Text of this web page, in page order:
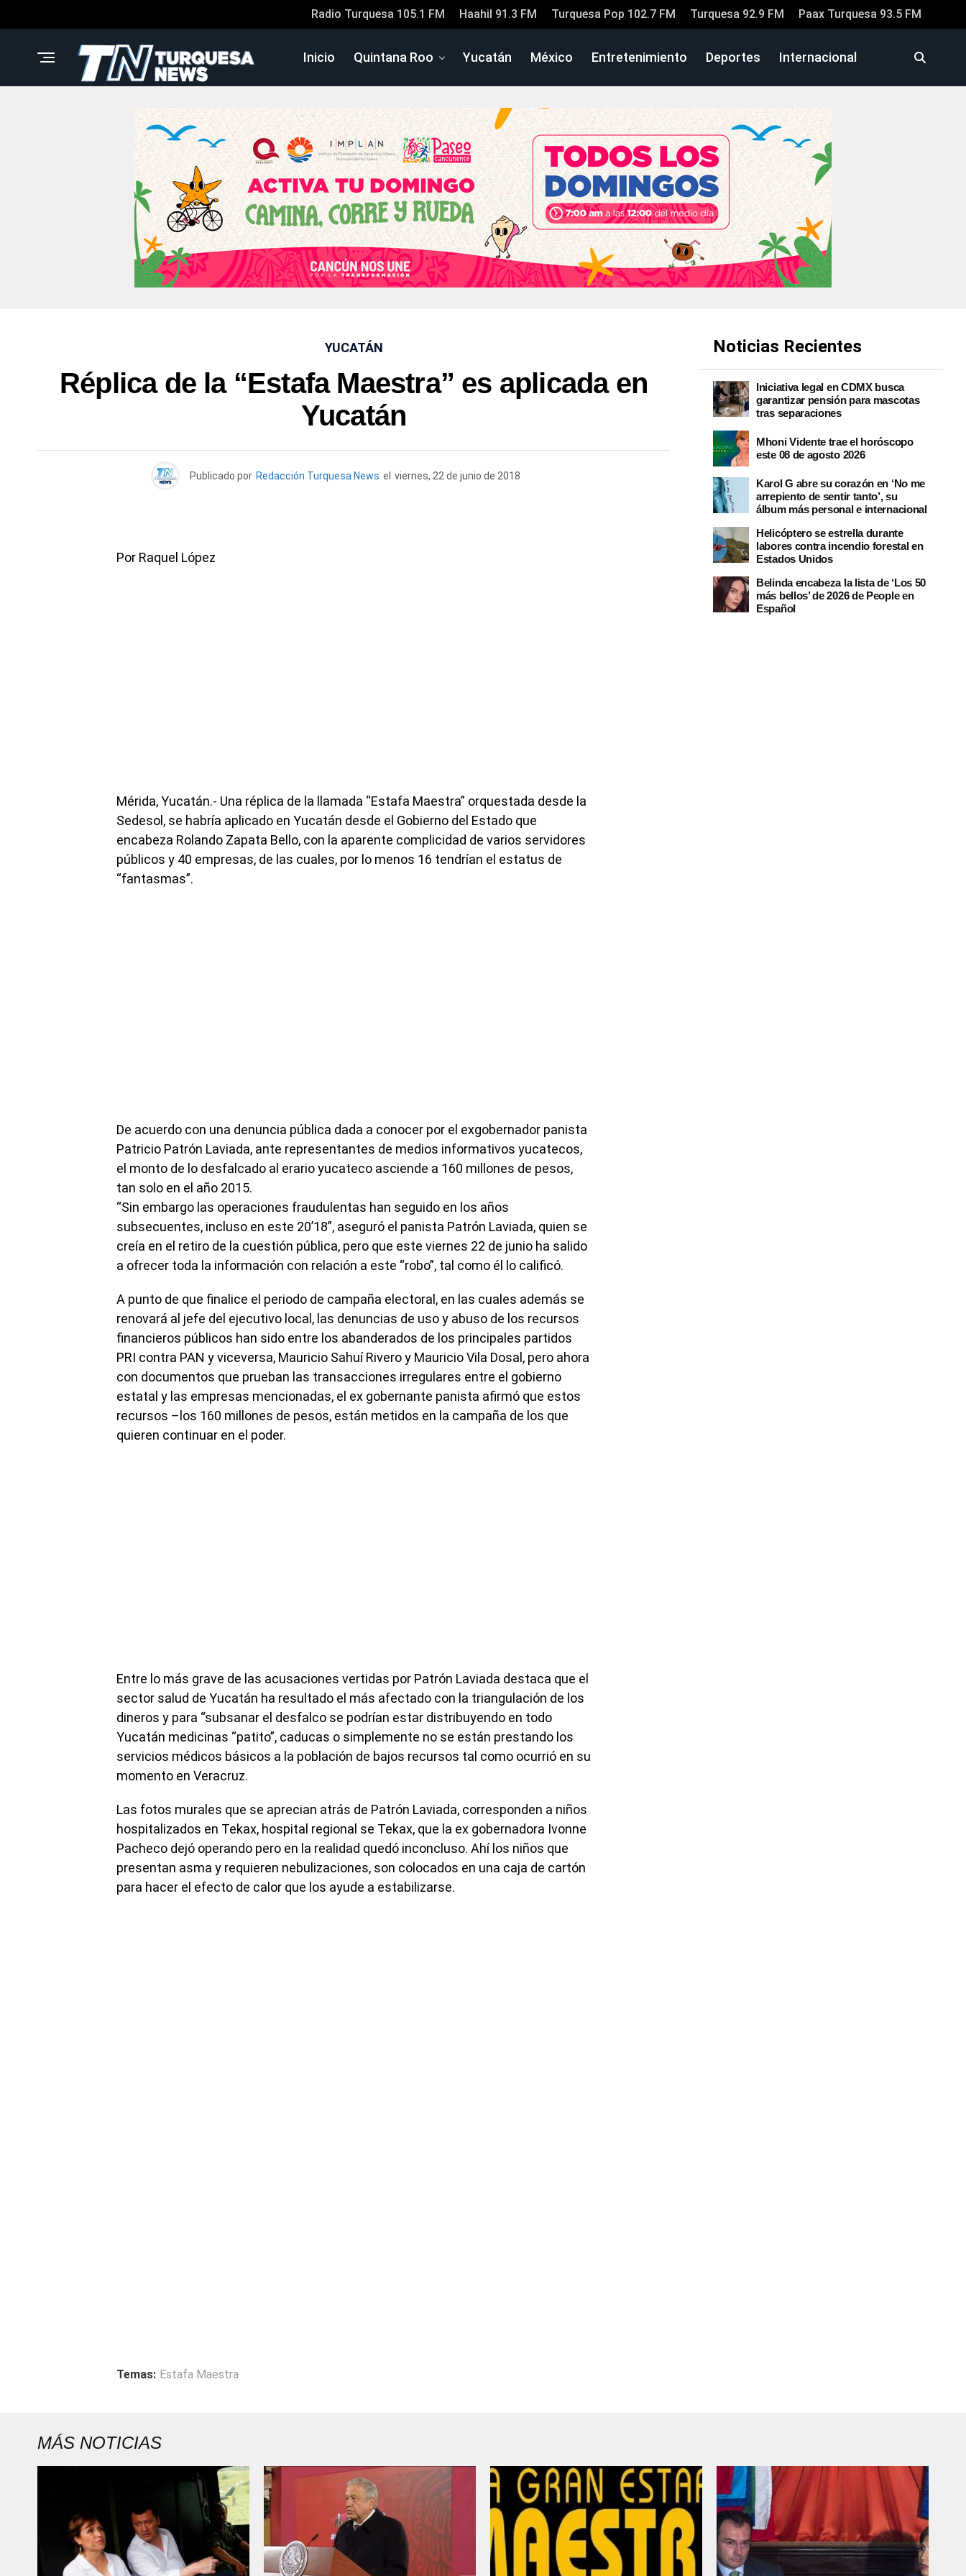
Radio Turquesa 105.1 FM Haahil 91.3 FM Turquesa Pop 102.7 FM Turquesa 92.9 FM Paax Turquesa 93.5 FM
Inicio Quintana Roo Yucatán México Entretenimiento Deportes Internacional
YUCATÁN
Réplica de la “Estafa Maestra” es aplicada en
Yucatán
Publicado por Redacción Turquesa News el viernes, 22 de junio de 2018
Por Raquel López
Mérida, Yucatán.- Una réplica de la llamada “Estafa Maestra” orquestada desde la
Sedesol, se habría aplicado en Yucatán desde el Gobierno del Estado que
encabeza Rolando Zapata Bello, con la aparente complicidad de varios servidores
públicos y 40 empresas, de las cuales, por lo menos 16 tendrían el estatus de
“fantasmas”.
De acuerdo con una denuncia pública dada a conocer por el exgobernador panista
Patricio Patrón Laviada, ante representantes de medios informativos yucatecos,
el monto de lo desfalcado al erario yucateco asciende a 160 millones de pesos,
tan solo en el año 2015.
“Sin embargo las operaciones fraudulentas han seguido en los años
subsecuentes, incluso en este 20’18”, aseguró el panista Patrón Laviada, quien se
creía en el retiro de la cuestión pública, pero que este viernes 22 de junio ha salido
a ofrecer toda la información con relación a este “robo”, tal como él lo calificó.
A punto de que finalice el periodo de campaña electoral, en las cuales además se
renovará al jefe del ejecutivo local, las denuncias de uso y abuso de los recursos
financieros públicos han sido entre los abanderados de los principales partidos
PRI contra PAN y viceversa, Mauricio Sahuí Rivero y Mauricio Vila Dosal, pero ahora
con documentos que prueban las transacciones irregulares entre el gobierno
estatal y las empresas mencionadas, el ex gobernante panista afirmó que estos
recursos –los 160 millones de pesos, están metidos en la campaña de los que
quieren continuar en el poder.
Entre lo más grave de las acusaciones vertidas por Patrón Laviada destaca que el
sector salud de Yucatán ha resultado el más afectado con la triangulación de los
dineros y para “subsanar el desfalco se podrían estar distribuyendo en todo
Yucatán medicinas “patito”, caducas o simplemente no se están prestando los
servicios médicos básicos a la población de bajos recursos tal como ocurrió en su
momento en Veracruz.
Las fotos murales que se aprecian atrás de Patrón Laviada, corresponden a niños
hospitalizados en Tekax, hospital regional se Tekax, que la ex gobernadora Ivonne
Pacheco dejó operando pero en la realidad quedó inconcluso. Ahí los niños que
presentan asma y requieren nebulizaciones, son colocados en una caja de cartón
para hacer el efecto de calor que los ayude a estabilizarse.
Temas: Estafa Maestra
Noticias Recientes
Iniciativa legal en CDMX busca
garantizar pensión para mascotas
tras separaciones
Mhoni Vidente trae el horóscopo
este 08 de agosto 2026
Karol G abre su corazón en ‘No me
arrepiento de sentir tanto’, su
álbum más personal e internacional
Helicóptero se estrella durante
labores contra incendio forestal en
Estados Unidos
Belinda encabeza la lista de ‘Los 50
más bellos’ de 2026 de People en
Español
MÁS NOTICIAS